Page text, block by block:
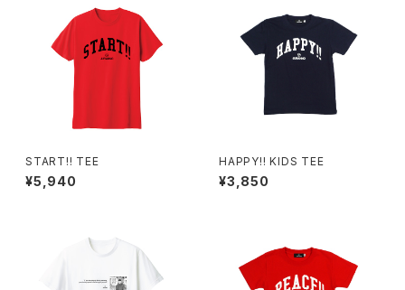
START!! TEE
¥5,940
HAPPY!! KIDS TEE
¥3,850